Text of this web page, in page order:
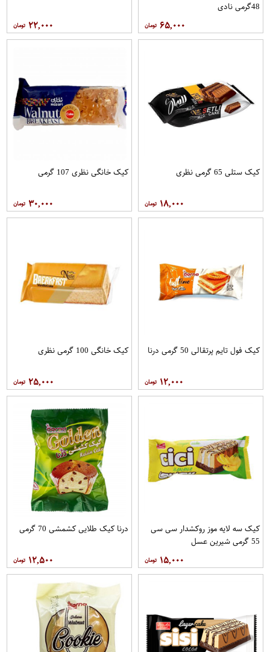
48گرمی نادی
۶۵,۰۰۰ ۲۲,۰۰۰
کیک ستلی 65 گرمی نظری
۱۸,۰۰۰
کیک خانگی نظری 107 گرمی
۳۰,۰۰۰
کیک فول تایم پرتقالی 50 گرمی درنا
۱۲,۰۰۰
کیک خانگی 100 گرمی نظری
۲۵,۰۰۰
کیک سه لایه موز روکشدار سی سی
55 گرمی شیرین عسل
۱۵,۰۰۰
درنا کیک طلایی کشمشی 70 گرمی
۱۲,۵۰۰